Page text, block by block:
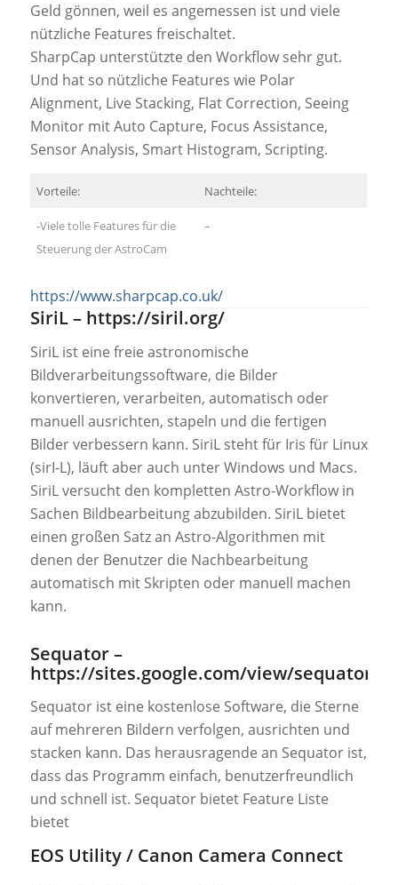
Geld gönnen, weil es angemessen ist und viele
nützliche Features freischaltet.
SharpCap unterstützte den Workflow sehr gut.
Und hat so nützliche Features wie Polar
Alignment, Live Stacking, Flat Correction, Seeing
Monitor mit Auto Capture, Focus Assistance,
Sensor Analysis, Smart Histogram, Scripting.
Vorteile: Nachteile:
-Viele tolle Features für die
Steuerung der AstroCam
–
https://www.sharpcap.co.uk/
SiriL – https://siril.org/
SiriL ist eine freie astronomische
Bildverarbeitungssoftware, die Bilder
konvertieren, verarbeiten, automatisch oder
manuell ausrichten, stapeln und die fertigen
Bilder verbessern kann. SiriL steht für Iris für Linux
(sirI-L), läuft aber auch unter Windows und Macs.
SiriL versucht den kompletten Astro-Workflow in
Sachen Bildbearbeitung abzubilden. SiriL bietet
einen großen Satz an Astro-Algorithmen mit
denen der Benutzer die Nachbearbeitung
automatisch mit Skripten oder manuell machen
kann.
Sequator –
https://sites.google.com/view/sequator/
Sequator ist eine kostenlose Software, die Sterne
auf mehreren Bildern verfolgen, ausrichten und
stacken kann. Das herausragende an Sequator ist,
dass das Programm einfach, benutzerfreundlich
und schnell ist. Sequator bietet Feature Liste
bietet
EOS Utility / Canon Camera Connect